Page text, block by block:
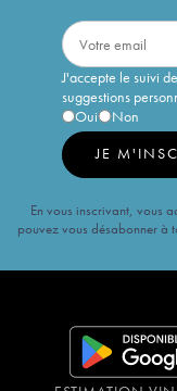
J'accepte le suivi
suggestions
Oui
Non
JE
En vous inscrivant, vous
pouvez vous désabonner à